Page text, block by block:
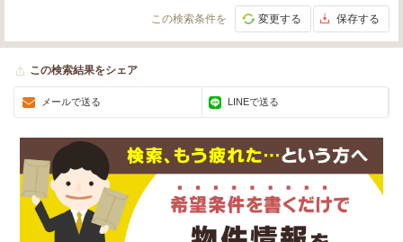
この検索条件を 変更する 保存する
この検索結果をシェア
メールで送る LINEで送る